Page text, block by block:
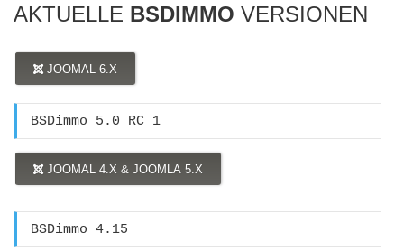
AKTUELLE BSDIMMO VERSIONEN
JOOMAL 6.X
BSDimmo 5.0 RC 1
JOOMAL 4.X & JOOMLA 5.X
BSDimmo 4.15